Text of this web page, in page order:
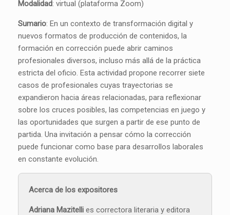
Modalidad: virtual (plataforma Zoom)
Sumario: En un contexto de transformación digital y
nuevos formatos de producción de contenidos, la
formación en corrección puede abrir caminos
profesionales diversos, incluso más allá de la práctica
estricta del oficio. Esta actividad propone recorrer siete
casos de profesionales cuyas trayectorias se
expandieron hacia áreas relacionadas, para reflexionar
sobre los cruces posibles, las competencias en juego y
las oportunidades que surgen a partir de ese punto de
partida. Una invitación a pensar cómo la corrección
puede funcionar como base para desarrollos laborales
en constante evolución.
Acerca de los expositores
Adriana Mazitelli es correctora literaria y editora